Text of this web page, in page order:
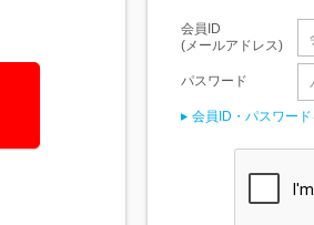
会員ID
(メールアドレス)
パスワード
会員ID・パスワー